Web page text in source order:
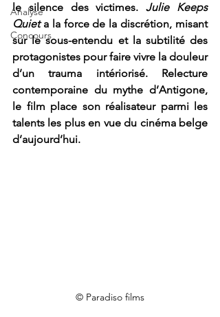
Analyse
Concours
le silence des victimes. Julie Keeps
Quiet a la force de la discrétion, misant
sur le sous-entendu et la subtilité des
protagonistes pour faire vivre la douleur
d’un trauma intériorisé. Relecture
contemporaine du mythe d’Antigone,
le film place son réalisateur parmi les
talents les plus en vue du cinéma belge
d’aujourd’hui.
© Paradiso films